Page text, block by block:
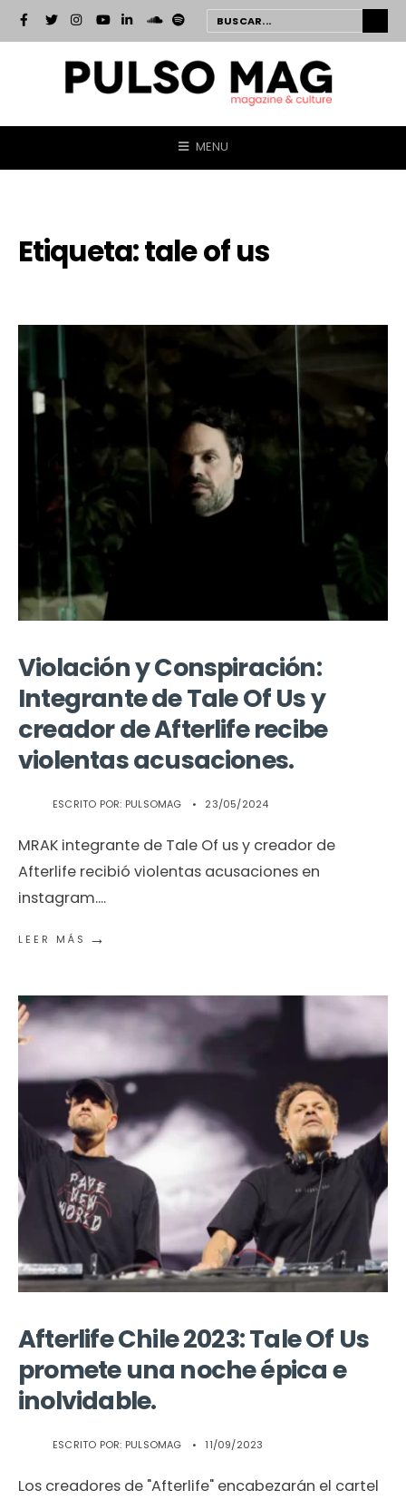
MENU
Etiqueta:tale of us
Violación y Conspiración:
Integrante de Tale Of Us y
creador de Afterlife recibe
violentas acusaciones.
ESCRITO POR: PULSOMAG • 23/05/2024
MRAK integrante de Tale Of us y creador de
Afterlife recibió violentas acusaciones en
instagram....
LEER MÁS →
Afterlife Chile 2023: Tale Of Us
promete una noche épica e
inolvidable.
ESCRITO POR: PULSOMAG • 11/09/2023
Los creadores de "Afterlife" encabezarán el cartel